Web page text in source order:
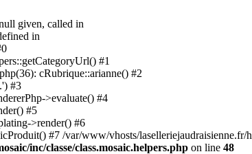
given, called in
in
#1
cRubrique::arianne() #2
#3
>evaluate() #4
#5
>render() #6
#7 /var/www/vhosts/laselleriejaudraisienne.fr/
inc/classe/class.mosaic.helpers.php on line 48